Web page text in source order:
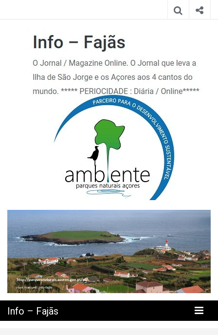
Info – Fajãs